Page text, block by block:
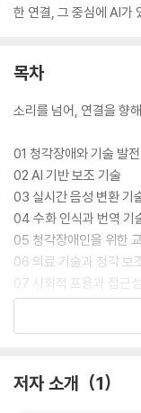
한 연결, 그 중심에 AI가
목차
소리를 넘어, 연결을 향해
01 청각장애와 기술 발전
02 AI 기반 보조 기술
03 실시간 음성 변환 기
04 수화 인식과 번역 기
05 청각장애인을 위한
06 의료 기술과 청각 보
07 사회적 포용과 접근
08 데이터 수집과 윤리
저자 소개 1